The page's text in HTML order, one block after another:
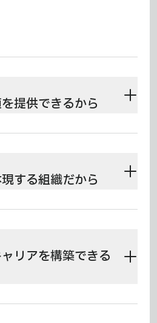
提供できるから
ンワンSaaS「medicalforce」
ソフトウェア。その領域はこれ
、今後はさらに幅広い産業への
げることで、より多くの人々の
する組織だから
経営競争力の源泉は“差別化
「HRT」「We」「感動」「Punk」
果を上げ、組織全体で一体とな
組んでいます。
リアを構築できる
は、「10年で一生分の成長」と